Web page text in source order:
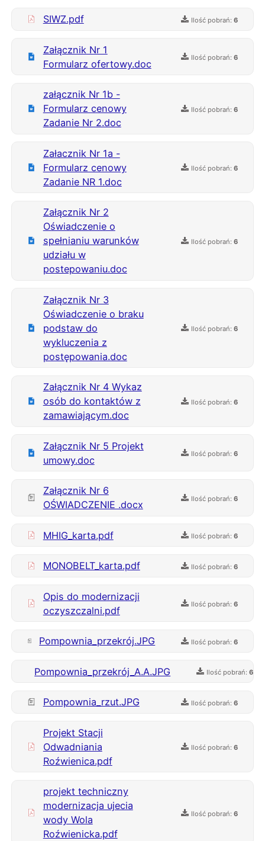
SIWZ.pdf Ilość pobrań:6
Załącznik Nr 1
Formularz ofertowy.doc
Ilość pobrań:6
załącznik Nr 1b -
Formularz cenowy
Zadanie Nr 2.doc
Ilość pobrań:6
Załacznik Nr 1a -
Formularz cenowy
Zadanie NR 1.doc
Ilość pobrań:6
Załącznik Nr 2
Oświadczenie o
spełnianiu warunków
udziału w
postepowaniu.doc
Ilość pobrań:6
Załącznik Nr 3
Oświadczenie o braku
podstaw do
wykluczenia z
postępowania.doc
Ilość pobrań:6
Załącznik Nr 4 Wykaz
osób do kontaktów z
zamawiającym.doc
Ilość pobrań:6
Załącznik Nr 5 Projekt
umowy.doc
Ilość pobrań:6
Załącznik Nr 6
OŚWIADCZENIE .docx
Ilość pobrań:6
MHIG_karta.pdf Ilość pobrań:6
MONOBELT_karta.pdf Ilość pobrań:6
Opis do modernizacji
oczyszczalni.pdf
Ilość pobrań:6
Pompownia_przekrój.JPG Ilość pobrań:6
Pompownia_przekrój_A.A.JPG Ilość pobrań:6
Pompownia_rzut.JPG Ilość pobrań:6
Projekt Stacji
Odwadniania
Roźwienica.pdf
Ilość pobrań:6
projekt techniczny
modernizacja ujecia
wody Wola
Roźwienicka.pdf
Ilość pobrań:6